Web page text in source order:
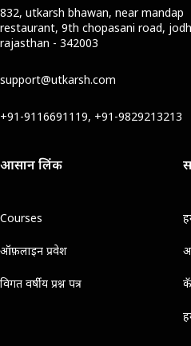
832, utkarsh bhawan, near mandap
restaurant, 9th chopasani road,
rajasthan - 342003
support@utkarsh.com
+91-9116691119, +91-9829213213
आसान लिंक
Courses
ऑफ़लाइन प्रवेश
विगत वर्षीय प्रश्न पत्र